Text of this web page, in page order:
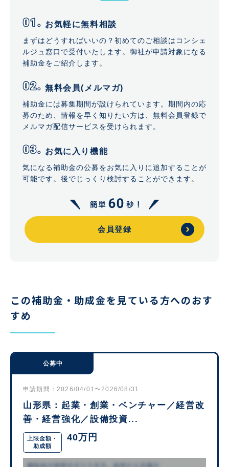
お気軽に無料相談
まずはどうすればいいの？初めてのご相談はコンシェ
ルジュ窓口で受付いたします。御社が申請対象になる
補助金をご紹介します。
無料会員(メルマガ)
補助金には募集期間が設けられています。期間内の応
募のため、情報を早く知りたい方は、無料会員登録で
メルマガ配信サービスを受けられます。
お気に入り機能
気になる補助金の公募をお気に入りに追加することが
可能です。後でじっくり検討することができます。
会員登録
この補助金・助成金を見ている方へのおす
すめ
公募中
申請期間：2026/04/01〜2026/08/31
山形県：起業・創業・ベンチャー／経営改
善・経営強化／設備投資...
上限金額・
助成額
40万円